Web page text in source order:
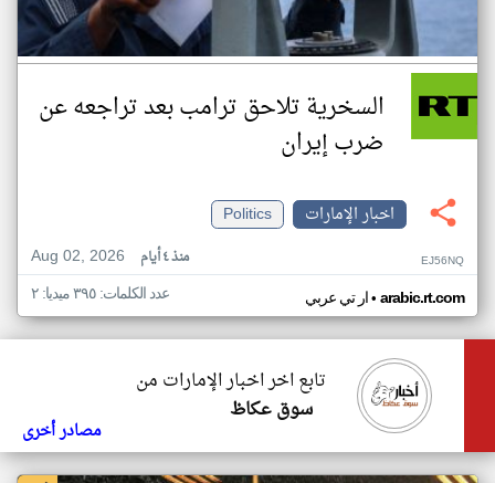
السخرية تلاحق ترامب بعد تراجعه عن
ضرب إيران
اخبار الإمارات
Politics
Aug 02, 2026
منذ ٤ أيام EJ56NQ
ار تي عربي• arabic.rt.com عدد الكلمات: ٣٩٥ ميديا: ٢
تابع اخر اخبار الإمارات من
سوق عكاظ
مصادر أخرى